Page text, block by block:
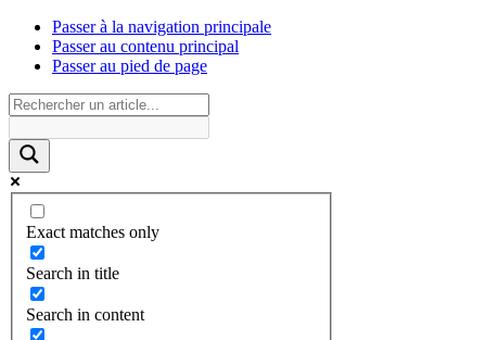
Passer à la navigation principale
Passer au contenu principal
Passer au pied de page
Exact matches only
Search in title
Search in content